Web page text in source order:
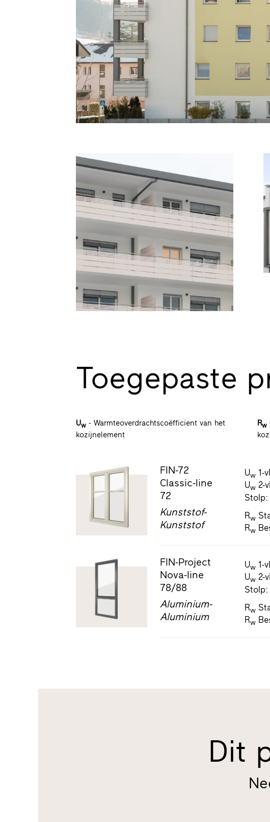
Toegepaste
Uw - Warmteoverdrachtscoëfficient van het
kozijnelement
Rw
FIN-72
Classic-line
72
Kunststof-
Kunststof
Uw 1-
Uw 2-
Stolp:
Rw
Rw
FIN-Project
Nova-line
78/88
Aluminium-
Aluminium
Uw 1-
Uw 2-
Stolp:
Rw
Rw
Dit